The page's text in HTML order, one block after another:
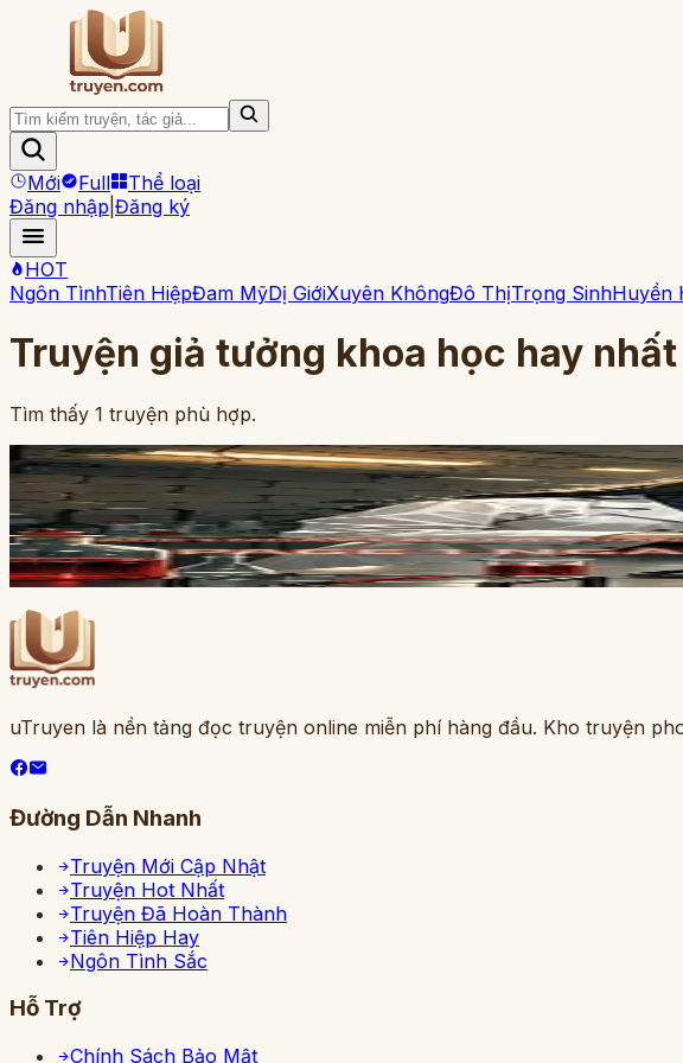
Mới Full
Thể loại
Đăng nhập Đăng ký
HOT
Ngôn TìnhTiên HiệpĐam MỹDị GiớiXuyên KhôngĐô ThịTrọng SinhHuyền
Truyện giả tưởng khoa học hay nhất
Tìm thấy 1 truyện phù hợp.
Full
12ch
Người Thí Nghiệm Hoàn Hảo
1 ngày làm cổ thần
uTruyen là nền tảng đọc truyện online miễn phí hàng đầu. Kho truyện
Đường Dẫn Nhanh
Truyện Mới Cập Nhật
Truyện Hot Nhất
Truyện Đã Hoàn Thành
Tiên Hiệp Hay
Ngôn Tình Sắc
Hỗ Trợ
Chính Sách Bảo Mật